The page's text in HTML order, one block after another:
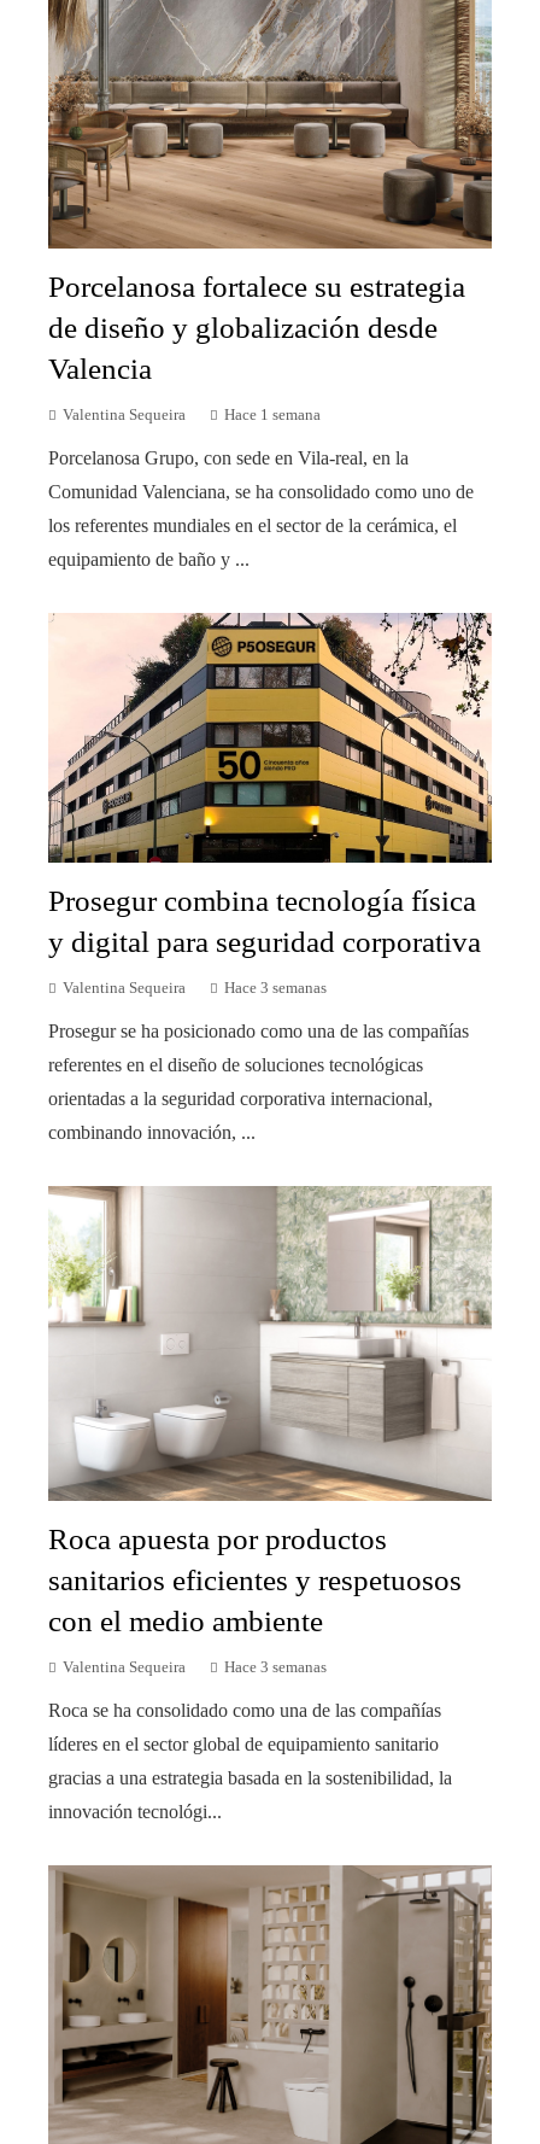
Porcelanosa fortalece su estrategia
de diseño y globalización desde
Valencia
Valentina Sequeira Hace 1 semana
Porcelanosa Grupo, con sede en Vila-real, en la
Comunidad Valenciana, se ha consolidado como uno de
los referentes mundiales en el sector de la cerámica, el
equipamiento de baño y ...
Prosegur combina tecnología física
y digital para seguridad corporativa
Valentina Sequeira Hace 3 semanas
Prosegur se ha posicionado como una de las compañías
referentes en el diseño de soluciones tecnológicas
orientadas a la seguridad corporativa internacional,
combinando innovación, ...
Roca apuesta por productos
sanitarios eficientes y respetuosos
con el medio ambiente
Valentina Sequeira Hace 3 semanas
Roca se ha consolidado como una de las compañías
líderes en el sector global de equipamiento sanitario
gracias a una estrategia basada en la sostenibilidad, la
innovación tecnológi...